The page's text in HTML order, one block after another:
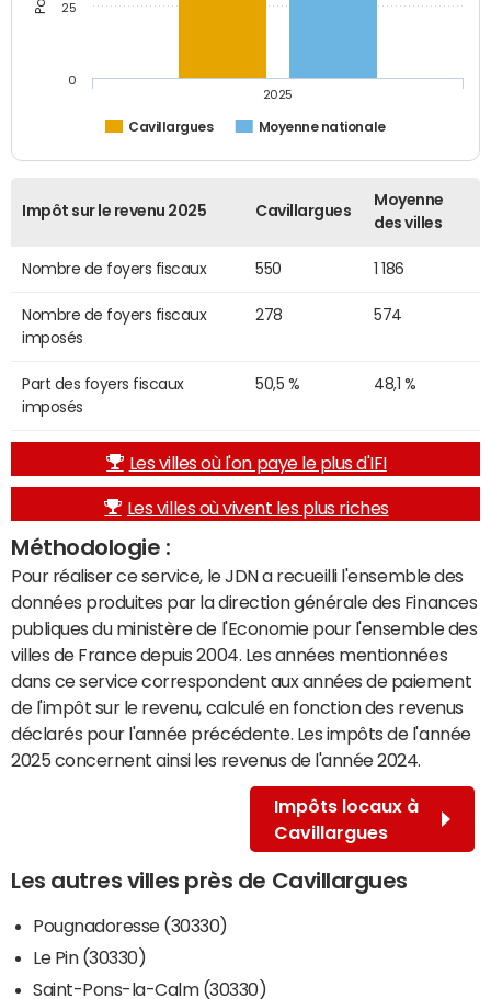
Cavillargues Moyenne nationale
2025
0
25
Impôt sur le revenu 2025 Cavillargues
Moyenne
des villes
Nombre de foyers fiscaux 550 1 186
Nombre de foyers fiscaux
imposés
278 574
Part des foyers fiscaux
imposés
50,5 % 48,1 %
Les villes où l'on paye le plus d'IFI
Les villes où vivent les plus riches
Méthodologie :
Pour réaliser ce service, le JDN a recueilli l'ensemble des
données produites par la direction générale des Finances
publiques du ministère de l'Economie pour l'ensemble des
villes de France depuis 2004. Les années mentionnées
dans ce service correspondent aux années de paiement
de l'impôt sur le revenu, calculé en fonction des revenus
déclarés pour l'année précédente. Les impôts de l'année
2025 concernent ainsi les revenus de l'année 2024.
Impôts locaux à
Cavillargues
Les autres villes près de Cavillargues
Pougnadoresse (30330)
Le Pin (30330)
Saint-Pons-la-Calm (30330)